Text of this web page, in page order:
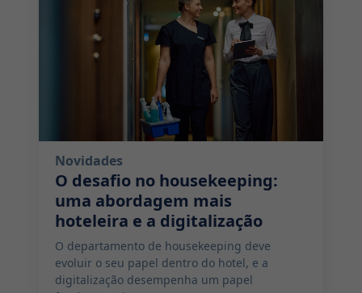
Novidades
O desafio no housekeeping:
uma abordagem mais
hoteleira e a digitalização
O departamento de housekeeping deve
evoluir o seu papel dentro do hotel, e a
digitalização desempenha um papel